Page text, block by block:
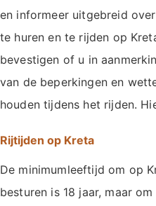
en informeer uitgebreid
te huren en te rijden op
bevestigen of u in
van de beperkingen en
houden tijdens het rijden.
Rijtijden op Kreta
De minimumleeftijd om op
besturen is 18 jaar, maar